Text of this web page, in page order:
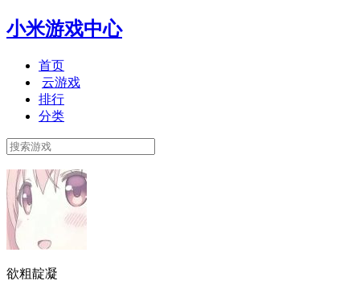
小米游戏中心
首页
云游戏
排行
分类
欲粗靛凝